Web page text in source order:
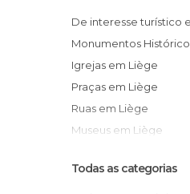
De interesse turístico
Monumentos
Igrejas em Liège
Praças em Liège
Ruas em Liège
Museus em Liège
Todas as categorias